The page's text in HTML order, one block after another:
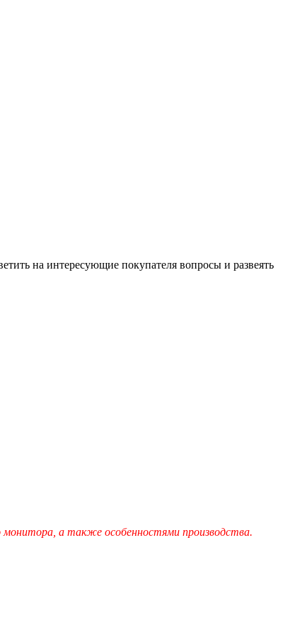
на интересующие покупателя вопросы и развеять
а также особенностями производства.